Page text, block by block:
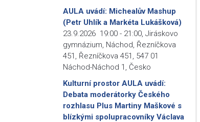
AULA uvádí: Michealův Mashup
(Petr Uhlík a Markéta Lukášková)
23.9.2026 19:00 - 21:00 Jiráskovo
gymnázium, Náchod, Řezníčkova
451, Řezníčkova 451, 547 01
Náchod-Náchod 1, Česko
Kulturní prostor AULA uvádí:
Debata moderátorky Českého
rozhlasu Plus Martiny Maškové s
blízkými spolupracovníky Václava